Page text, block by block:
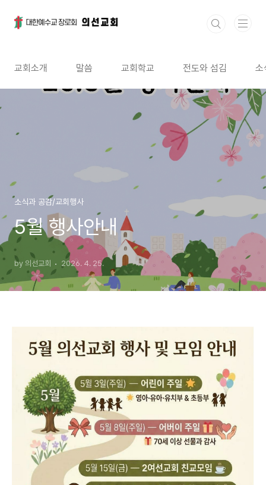
교회소개 말씀 교회학교 전도와 섬김 소
소식과 공감/교회행사
5월 행사안내
by 의선교회 2026. 4. 25.